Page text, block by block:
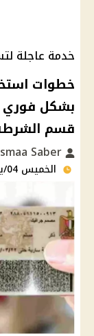
خدمة عاجلة
بشكل فوري
قسم
الخميس 04/يونيو/2026 - 03:28 م